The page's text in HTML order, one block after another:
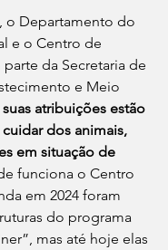
o Departamento do
e o Centro de
da Secretaria de
e Meio
suas atribuições estão
dos animais,
em situação de
funciona o Centro
em 2024 foram
do programa
mas até hoje elas